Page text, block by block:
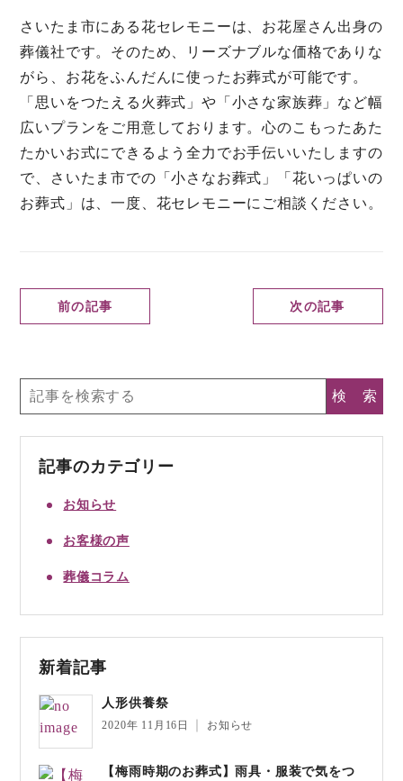
さいたま市にある花セレモニーは、お花屋さん出身の
葬儀社です。そのため、リーズナブルな価格でありな
がら、お花をふんだんに使ったお葬式が可能です。
「思いをつたえる火葬式」や「小さな家族葬」など幅
広いプランをご用意しております。心のこもったあた
たかいお式にできるよう全力でお手伝いいたしますの
で、さいたま市での「小さなお葬式」「花いっぱいの
お葬式」は、一度、花セレモニーにご相談ください。
前の記事 次の記事
記事のカテゴリー
お知らせ
お客様の声
葬儀コラム
新着記事
人形供養祭
2020年 11月16日 お知らせ
【梅雨時期のお葬式】雨具・服装で気をつ